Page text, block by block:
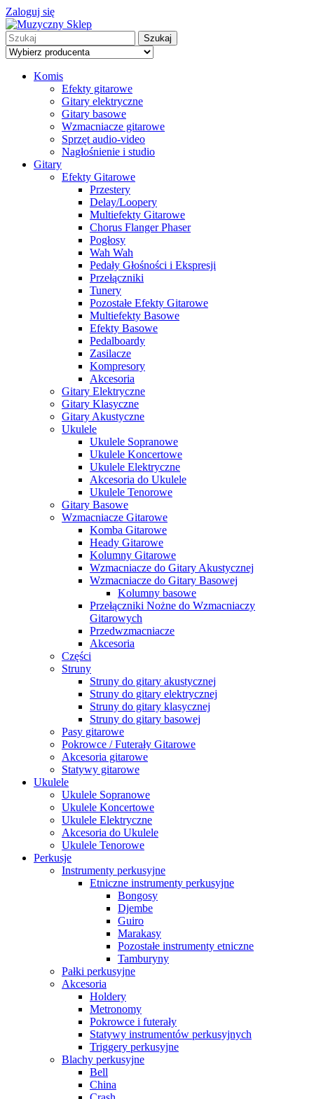
Zaloguj się
Szukaj
Komis
Efekty gitarowe
Gitary elektryczne
Gitary basowe
Wzmacniacze gitarowe
Sprzęt audio-video
Nagłośnienie i studio
Gitary
Efekty Gitarowe
Przestery
Delay/Loopery
Multiefekty Gitarowe
Chorus Flanger Phaser
Pogłosy
Wah Wah
Pedały Głośności i Ekspresji
Przełączniki
Tunery
Pozostałe Efekty Gitarowe
Multiefekty Basowe
Efekty Basowe
Pedalboardy
Zasilacze
Kompresory
Akcesoria
Gitary Elektryczne
Gitary Klasyczne
Gitary Akustyczne
Ukulele
Ukulele Sopranowe
Ukulele Koncertowe
Ukulele Elektryczne
Akcesoria do Ukulele
Ukulele Tenorowe
Gitary Basowe
Wzmacniacze Gitarowe
Komba Gitarowe
Heady Gitarowe
Kolumny Gitarowe
Wzmacniacze do Gitary Akustycznej
Wzmacniacze do Gitary Basowej
Kolumny basowe
Przełączniki Nożne do Wzmacniaczy
Gitarowych
Przedwzmacniacze
Akcesoria
Części
Struny
Struny do gitary akustycznej
Struny do gitary elektrycznej
Struny do gitary klasycznej
Struny do gitary basowej
Pasy gitarowe
Pokrowce / Futerały Gitarowe
Akcesoria gitarowe
Statywy gitarowe
Ukulele
Ukulele Sopranowe
Ukulele Koncertowe
Ukulele Elektryczne
Akcesoria do Ukulele
Ukulele Tenorowe
Perkusje
Instrumenty perkusyjne
Etniczne instrumenty perkusyjne
Bongosy
Djembe
Guiro
Marakasy
Pozostałe instrumenty etniczne
Tamburyny
Pałki perkusyjne
Akcesoria
Holdery
Metronomy
Pokrowce i futerały
Statywy instrumentów perkusyjnych
Triggery perkusyjne
Blachy perkusyjne
Bell
China